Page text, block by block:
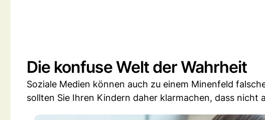
Die konfuse Welt der Wahrheit
Soziale Medien können auch zu einem Minenfeld
sollten Sie Ihren Kindern daher klarmachen, dass nicht